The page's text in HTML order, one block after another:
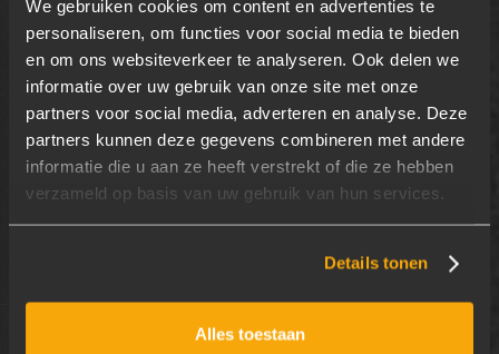
We gebruiken cookies om content en advertenties te
personaliseren, om functies voor social media te bieden
en om ons websiteverkeer te analyseren. Ook delen we
informatie over uw gebruik van onze site met onze
partners voor social media, adverteren en analyse. Deze
partners kunnen deze gegevens combineren met andere
informatie die u aan ze heeft verstrekt of die ze hebben
verzameld op basis van uw gebruik van hun services.
Details tonen
Alles toestaan
WATT'S POSSIBLE
INSPIRATIE
HISTORIE